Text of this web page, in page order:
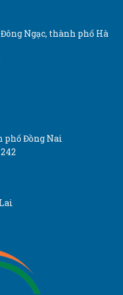
Ngạc, thành phố Hà
phố Đồng Nai